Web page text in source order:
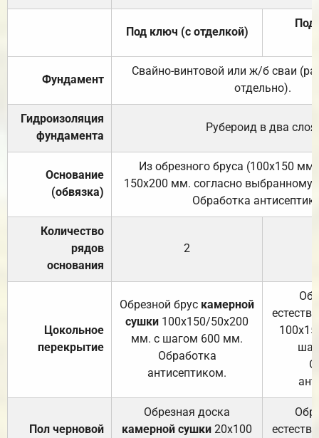
Под ключ (с отделкой)
Под
Фундамент
Свайно-винтовой или ж/б сваи
отдельно).
Гидроизоляция
фундамента
Рубероид в два слоя.
Основание
(обвязка)
Из обрезного бруса (100х150
150х200 мм. согласно выбранному
Обработка
Количество
рядов
основания
2
Цокольное
перекрытие
Обрезной брус камерной
сушки 100х150/50х200
мм. с шагом 600 мм.
Обработка
антисептиком.
Пол черновой
Обрезная доска
камерной сушки 20х100